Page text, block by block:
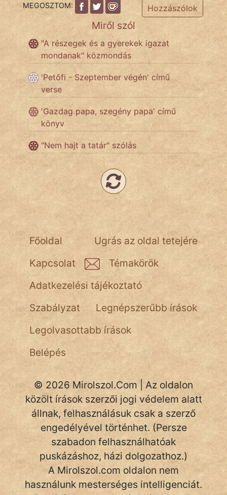
TÖRTÉNELEM
cinege
Hunor
Jób Gedeon
vörös ördög
NapHold
pszichopati
Hoffer Botond
szemfüles
MEGOSZTOM: Hozzászólok
Miről szól
"A részegek és a gyerekek igazat
mondanak" közmondás
'Petőfi - Szeptember végén' című
verse
'Gazdag papa, szegény papa' című
könyv
"Nem hajt a tatár" szólás
Ugrás az oldal tetejére
Főoldal
Kapcsolat
Témakörök
Adatkezelési tájékoztató
Szabályzat
Legnépszerűbb írások
Legolvasottabb írások
Belépés
© 2026 Mirolszol.Com | Az oldalon
közölt írások szerzői jogi védelem alatt
állnak, felhasználásuk csak a szerző
engedélyével történhet. (Persze
szabadon felhasználhatóak
puskázáshoz, házi dolgozathoz.)
A Mirolszol.com oldalon nem
használunk mesterséges intelligenciát.